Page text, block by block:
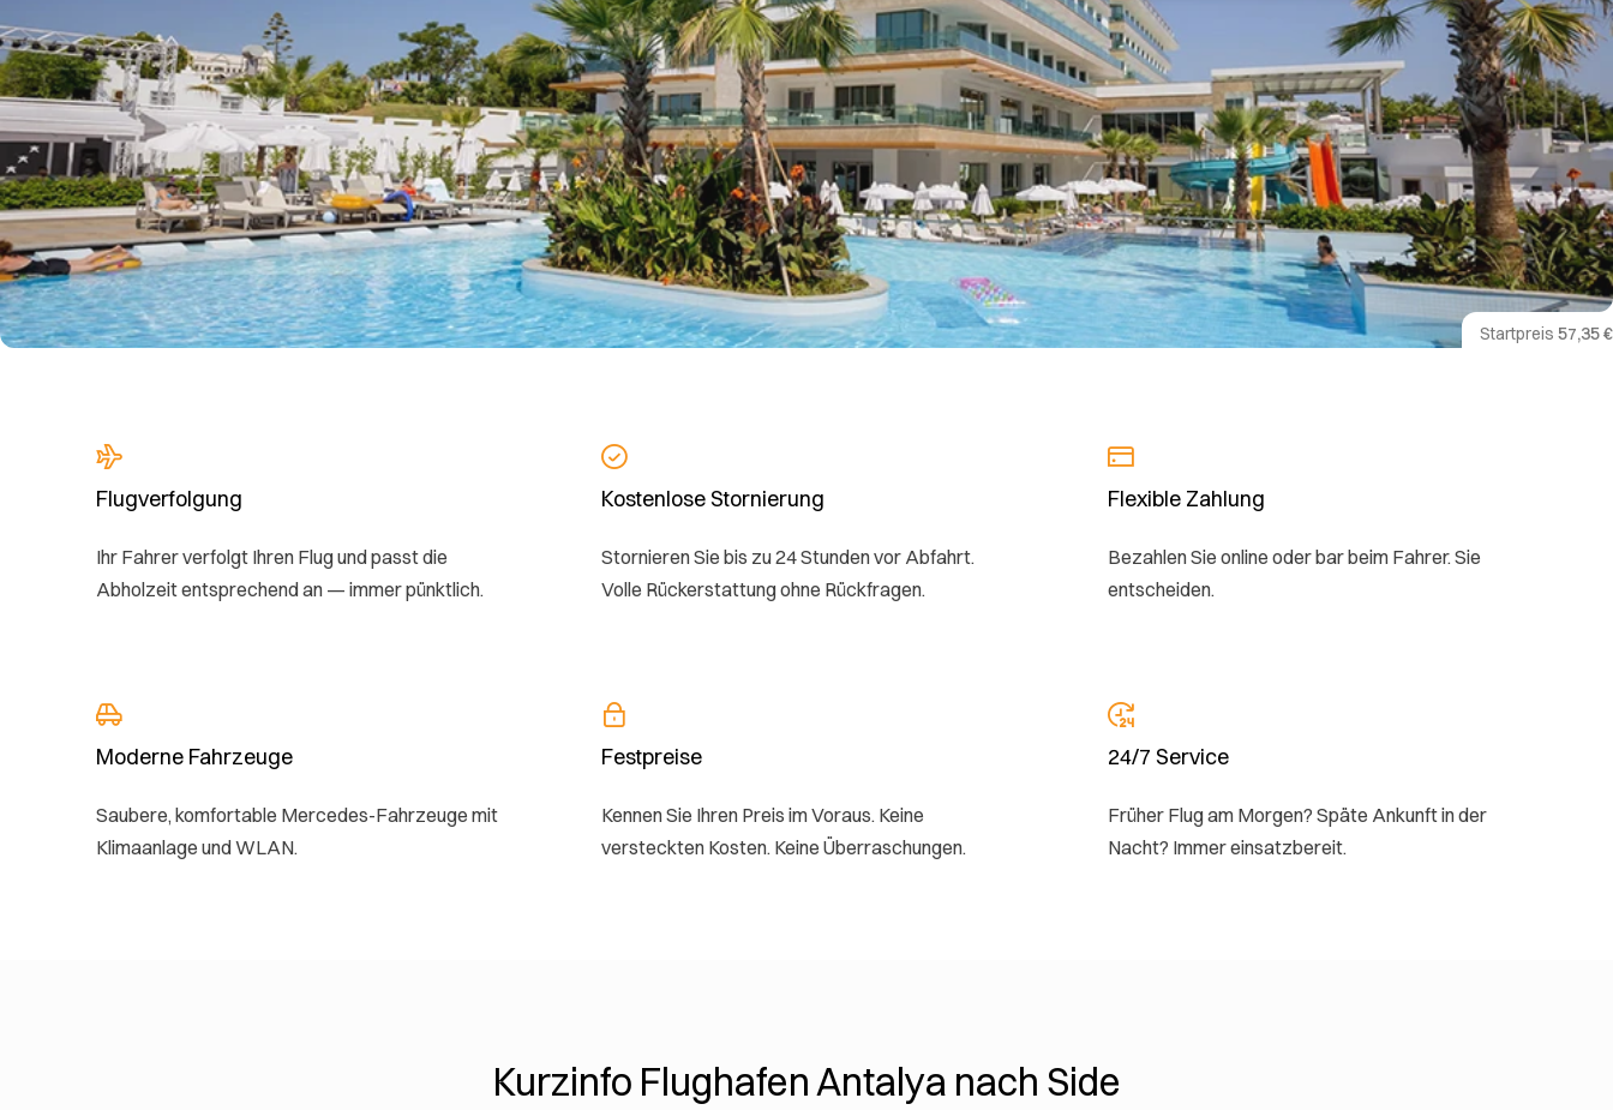
Startpreis 57,35 €
Flugverfolgung
Ihr Fahrer verfolgt Ihren Flug und passt die
Abholzeit entsprechend an — immer pünktlich.
Kostenlose Stornierung
Stornieren Sie bis zu 24 Stunden vor Abfahrt.
Volle Rückerstattung ohne Rückfragen.
Flexible Zahlung
Bezahlen Sie online oder bar beim Fahrer. Sie
entscheiden.
Moderne Fahrzeuge
Saubere, komfortable Mercedes-Fahrzeuge mit
Klimaanlage und WLAN.
Festpreise
Kennen Sie Ihren Preis im Voraus. Keine
versteckten Kosten. Keine Überraschungen.
24/7 Service
Früher Flug am Morgen? Späte Ankunft in der
Nacht? Immer einsatzbereit.
Kurzinfo Flughafen Antalya nach Side